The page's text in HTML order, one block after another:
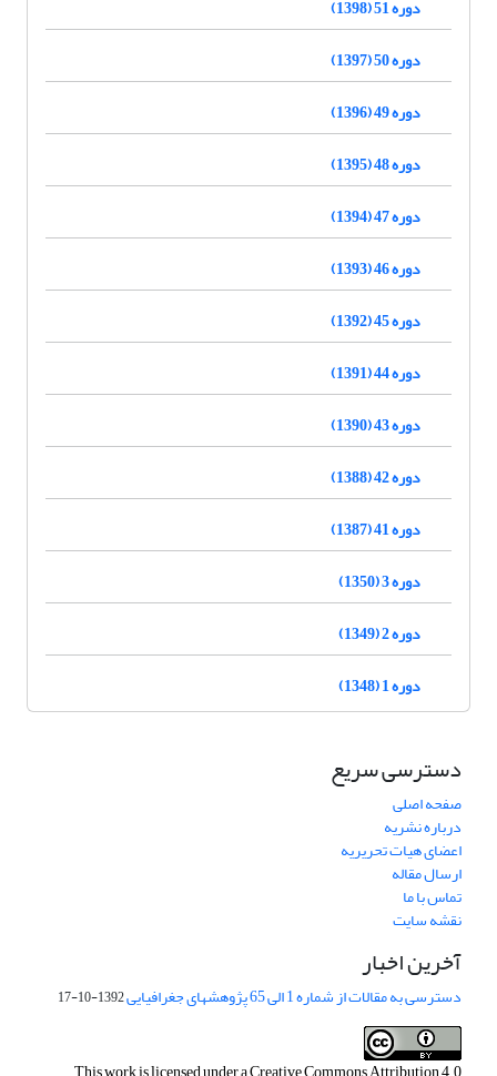
دوره 51 (1398)
دوره 50 (1397)
دوره 49 (1396)
دوره 48 (1395)
دوره 47 (1394)
دوره 46 (1393)
دوره 45 (1392)
دوره 44 (1391)
دوره 43 (1390)
دوره 42 (1388)
دوره 41 (1387)
دوره 3 (1350)
دوره 2 (1349)
دوره 1 (1348)
دسترسی سریع
صفحه اصلی
درباره نشریه
اعضای هیات تحریریه
ارسال مقاله
تماس با ما
نقشه سایت
آخرین اخبار
دسترسی به مقالات از شماره 1 الی 65 پژوهشهای جغرافیایی 1392-10-17